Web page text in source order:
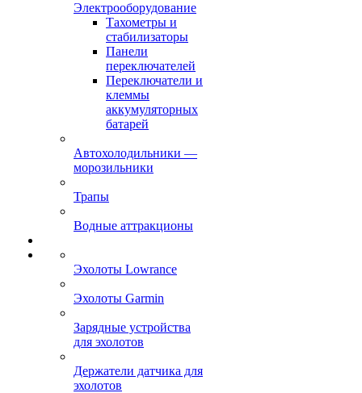
Электрооборудование
Тахометры и
стабилизаторы
Панели
переключателей
Переключатели и
клеммы
аккумуляторных
батарей
Автохолодильники —
морозильники
Трапы
Водные аттракционы
Эхолоты Lowrance
Эхолоты Garmin
Зарядные устройства
для эхолотов
Держатели датчика для
эхолотов